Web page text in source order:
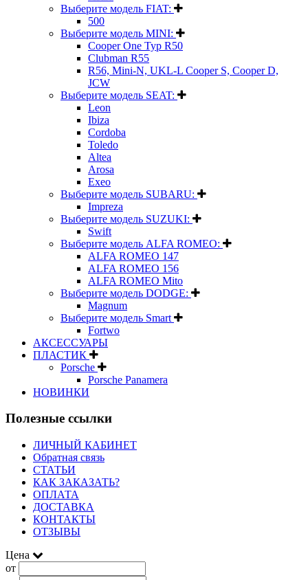
Выберите модель FIAT:
500
Выберите модель MINI:
Cooper One Typ R50
Clubman R55
R56, Mini-N, UKL-L Cooper S, Cooper D,
JCW
Выберите модель SEAT:
Leon
Ibiza
Cordoba
Toledo
Altea
Arosa
Exeo
Выберите модель SUBARU:
Impreza
Выберите модель SUZUKI:
Swift
Выберите модель ALFA ROMEO:
ALFA ROMEO 147
ALFA ROMEO 156
ALFA ROMEO Mito
Выберите модель DODGE:
Magnum
Выберите модель Smart
Fortwo
АКСЕССУАРЫ
ПЛАСТИК
Porsche
Porsche Panamera
НОВИНКИ
Полезные ссылки
ЛИЧНЫЙ КАБИНЕТ
Обратная связь
СТАТЬИ
КАК ЗАКАЗАТЬ?
ОПЛАТА
ДОСТАВКА
КОНТАКТЫ
ОТЗЫВЫ
Цена
от